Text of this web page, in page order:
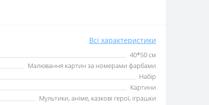
Всі характеристики
40*50 см
Малювання картин за номерами фарбами
Набір
Картини
Мультики, аніме, казкові герої, іграшки